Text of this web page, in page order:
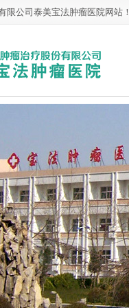
限公司泰美宝法肿瘤医院网站！